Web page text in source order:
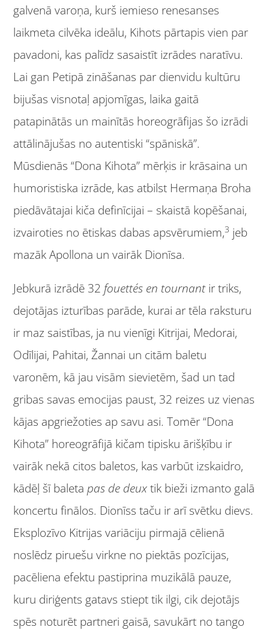
galvenā varoņa, kurš iemieso renesanses
laikmeta cilvēka ideālu, Kihots pārtapis vien par
pavadoni, kas palīdz sasaistīt izrādes naratīvu.
Lai gan Petipā zināšanas par dienvidu kultūru
bijušas visnotaļ apjomīgas, laika gaitā
patapinātās un mainītās horeogrāfijas šo izrādi
attālinājušas no autentiski “spāniskā”.
Mūsdienās “Dona Kihota” mērķis ir krāsaina un
humoristiska izrāde, kas atbilst Hermaņa Broha
piedāvātajai kiča definīcijai – skaistā kopēšanai,
izvairoties no ētiskas dabas apsvērumiem,3 jeb
mazāk Apollona un vairāk Dionīsa.
Jebkurā izrādē 32 fouettés en tournantir triks,
dejotājas izturības parāde, kurai ar tēla raksturu
ir maz saistības, ja nu vienīgi Kitrijai, Medorai,
Odīlijai, Pahitai, Žannai un citām baletu
varonēm, kā jau visām sievietēm, šad un tad
gribas savas emocijas paust, 32 reizes uz vienas
kājas apgriežoties ap savu asi. Tomēr “Dona
Kihota” horeogrāfijā kičam tipisku ārišķību ir
vairāk nekā citos baletos, kas varbūt izskaidro,
kādēļ šī baletapas de deuxtik bieži izmanto galā
koncertu finālos. Dionīss taču ir arī svētku dievs.
Eksplozīvo Kitrijas variāciju pirmajā cēlienā
noslēdz piruešu virkne no piektās pozīcijas,
pacēliena efektu pastiprina muzikālā pauze,
kuru diriģents gatavs stiept tik ilgi, cik dejotājs
spēs noturēt partneri gaisā, savukārt no tango